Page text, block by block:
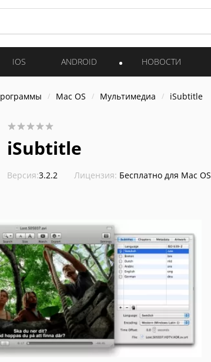
IOS ANDROID НОВОСТИ
Mac OS Мультимедиа iSubtitle
iSubtitle
Версия:3.2.2 Лицензия: Бесплатно для Mac OS